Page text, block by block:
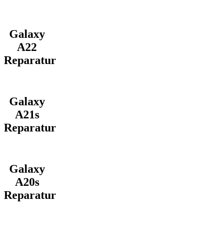
Galaxy
A22
Reparatur
Galaxy
A21s
Reparatur
Galaxy
A20s
Reparatur